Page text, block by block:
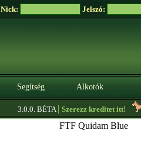
Nick: Jelszó:
Segítség Alkotók
3.0.0. BÉTA|Szerezz kreditet itt!